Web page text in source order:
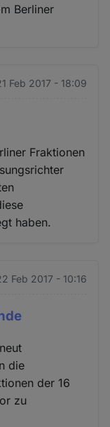
Berliner
Feb 2017 - 18:09
Fraktionen
haben.
Feb 2017 - 10:16
die
der 16
zu